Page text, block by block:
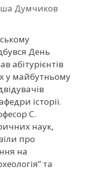
Думчиков
День
абітурієнтів
у майбутньому
історії.
С.
наук,
про
на
та